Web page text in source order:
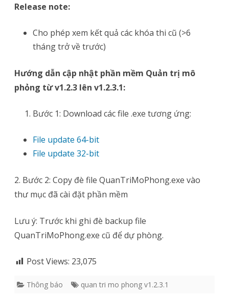
(dành
trung
hạch)
Release note:
Cho phép xem kết quả các khóa thi cũ (>6
tháng trở về trước)
Hướng dẫn cập nhật phần mềm Quản trị mô
phỏng từ v1.2.3 lên v1.2.3.1:
Bước 1: Download các file .exe tương ứng:
File update 64-bit
File update 32-bit
2. Bước 2: Copy đè file QuanTriMoPhong.exe vào
thư mục đã cài đặt phần mềm
Lưu ý: Trước khi ghi đè backup file
QuanTriMoPhong.exe cũ để dự phòng.
Post Views: 23,075
Thông báo quan tri mo phong v1.2.3.1